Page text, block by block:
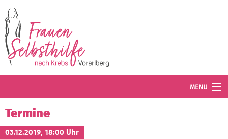
MENU
Termine
Blog
Termine
03.12.2019, 18:00 Uhr